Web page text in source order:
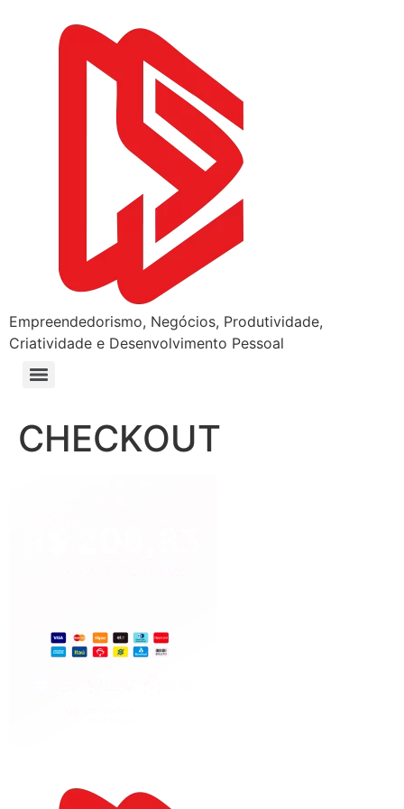
Empreendedorismo, Negócios, Produtividade,
Criatividade e Desenvolvimento Pessoal
CHECKOUT